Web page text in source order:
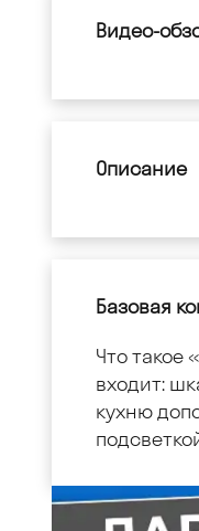
Видео-
Описание
Базовая
Что такое
входит:
кухню